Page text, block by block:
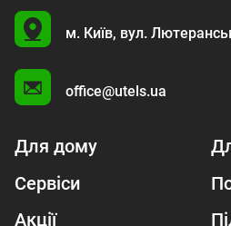
U
м. Київ, вул.
office@utels.ua
Для дому
Сервіси
Акції